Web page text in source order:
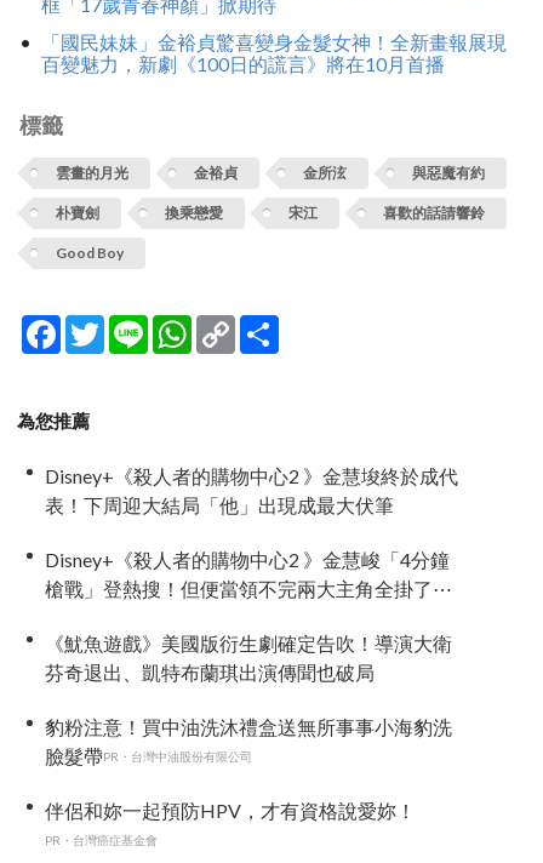
「國民妹妹」金裕貞驚喜變身金髮女神！全新畫報展現
百變魅力，新劇《100日的謊言》將在10月首播
標籤
雲畫的月光 金裕貞 金所泫 與惡魔有約
朴寶劍 換乘戀愛 宋江 喜歡的話請響鈴
Good Boy
Facebook
TwitterLine WhatsApp
Copy
Link
為您推薦
Disney+《殺人者的購物中心2 》金慧埈終於成代
表！下周迎大結局「他」出現成最大伏筆
Disney+《殺人者的購物中心2 》金慧峻「4分鐘
槍戰」登熱搜！但便當領不完兩大主角全掛了⋯
《魷魚遊戲》美國版衍生劇確定告吹！導演大衛
芬奇退出、凱特布蘭琪出演傳聞也破局
豹粉注意！買中油洗沐禮盒送無所事事小海豹洗
臉髮帶PR・台灣中油股份有限公司
伴侶和妳一起預防HPV，才有資格說愛妳！
PR・台灣癌症基金會